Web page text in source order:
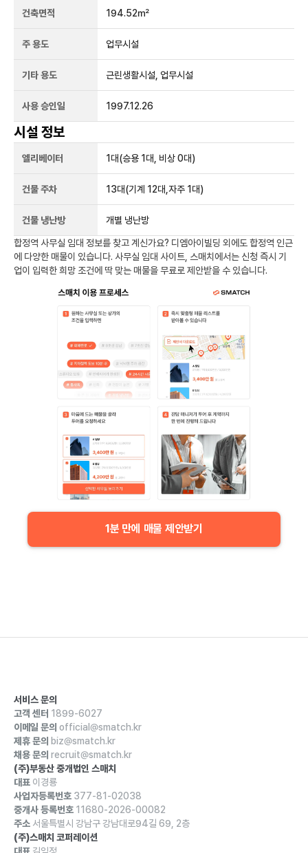
건축면적 194.52㎡
주 용도 업무시설
기타 용도 근린생활시설, 업무시설
사용 승인일 1997.12.26
시설 정보
엘리베이터 1 대(승용 1대, 비상 0대)
건물 주차 13대(기계 12대,자주 1대)
건물 냉난방 개별 냉난방
합정역 사무실 임대 정보를 찾고 계신가요? 디엠아이빌딩 외에도 합정역 인근
에 다양한 매물이 있습니다. 사무실 임대 사이트, 스매치에서는 신청 즉시 기
업이 입력한 희망 조건에 딱 맞는 매물을 무료로 제안받을 수 있습니다.
1분 만에 매물 제안받기
서비스 문의
고객 센터 1899-6027
이메일 문의 official@smatch.kr
제휴 문의 biz@smatch.kr
채용 문의 recruit@smatch.kr
(주)부동산 중개법인 스매치
대표 이경룡
사업자등록번호 377-81-02038
중개사 등록번호 11680-2026-00082
주소 서울특별시 강남구 강남대로94길 69, 2층
(주)스매치 코퍼레이션
대표 김익정